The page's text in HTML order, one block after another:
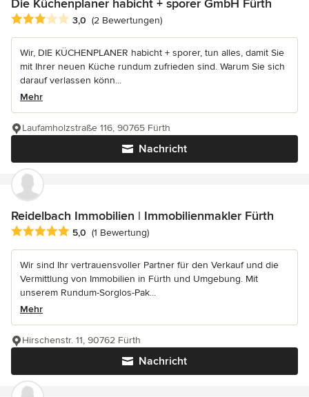
Die Küchenplaner habicht + sporer GmbH Fürth
Durchschnittliche Bewertung: 3 von 5 Sternen
3,0 (2 Bewertungen)
Wir, DIE KÜCHENPLANER habicht + sporer, tun alles, damit Sie
mit Ihrer neuen Küche rundum zufrieden sind. Warum Sie sich
darauf verlassen könn...
Mehr
Nachricht
Laufamholzstraße 116, 90765 Fürth
Reidelbach Immobilien | Immobilienmakler Fürth
Durchschnittliche Bewertung: 5 von 5 Sternen
5,0 (1 Bewertung)
Wir sind Ihr vertrauensvoller Partner für den Verkauf und die
Vermittlung von Immobilien in Fürth und Umgebung. Mit
unserem Rundum-Sorglos-Pak...
Mehr
Nachricht
Hirschenstr. 11, 90762 Fürth